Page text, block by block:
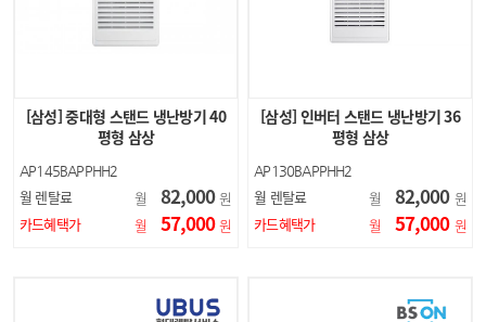
[삼성] 중대형 스탠드 냉난방기 40
평형 삼상
AP145BAPPHH2
월 렌탈료 월 82,000 원
카드혜택가
월 57,000 원
[삼성] 인버터 스탠드 냉난방기 36
평형 삼상
AP130BAPPHH2
월 렌탈료 월 82,000 원
카드혜택가
월 57,000 원